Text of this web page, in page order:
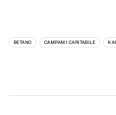
BETANO CAMPANII CARITABILE